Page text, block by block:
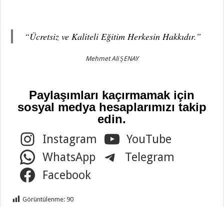
“Ücretsiz ve Kaliteli Eğitim Herkesin Hakkıdır.”
Mehmet Ali ŞENAY
Paylaşımları kaçırmamak için
sosyal medya hesaplarımızı takip
edin.
Instagram
YouTube
WhatsApp
Telegram
Facebook
Görüntülenme: 90